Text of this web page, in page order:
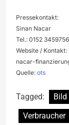
Pressekontakt:
Sinan Nacar
Tel.: 0152
Website /
nacar-
Quelle: ots
Tagged: Bild
Verbraucher